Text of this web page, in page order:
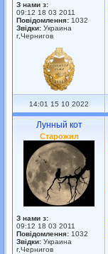
З нами з:
09:12 18 03 2011
Повідомлення: 1032
Звідки: Украина
г,Чернигов
14:01 15 10 2022
Лунный кот
Старожил
З нами з:
09:12 18 03 2011
Повідомлення: 1032
Звідки: Украина
г,Чернигов